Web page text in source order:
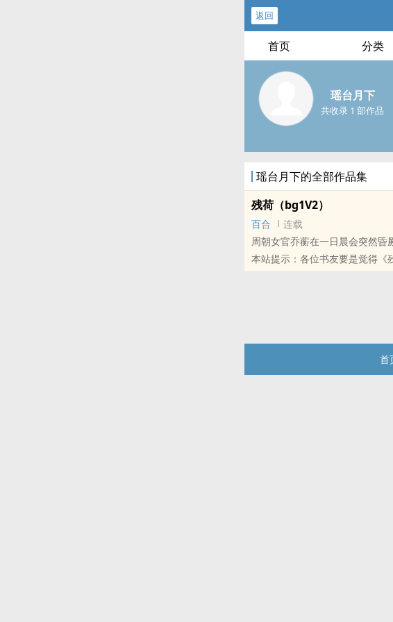
返回
首页 分类
瑶台月下
共收录 1 部作品
瑶台月下的全部作品集
残荷（bg1V2）
百合
连载
周朝女官乔蘅在一日晨会突然昏
本站提示：各位书友要是觉得《
首